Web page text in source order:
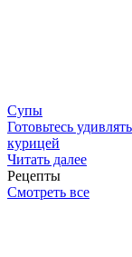
Супы
Готовьтесь
курицей
Читать далее
Рецепты
Смотреть все